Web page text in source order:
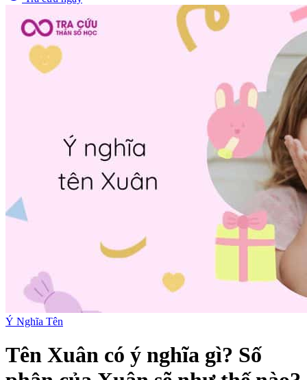
Ý Nghĩa Tên
Tên Xuân có ý nghĩa gì? Số